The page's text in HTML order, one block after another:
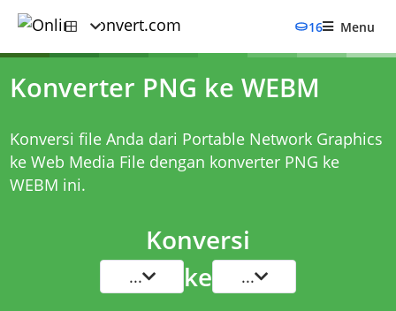
16 Menu
Konverter PNG ke WEBM
Konversi file Anda dari Portable Network Graphics
ke Web Media File dengan konverter PNG ke
WEBM ini.
Konversi
... ke ...